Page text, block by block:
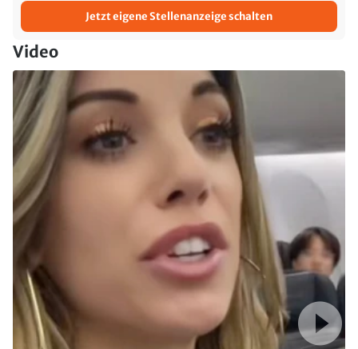
Jetzt eigene Stellenanzeige schalten
Video